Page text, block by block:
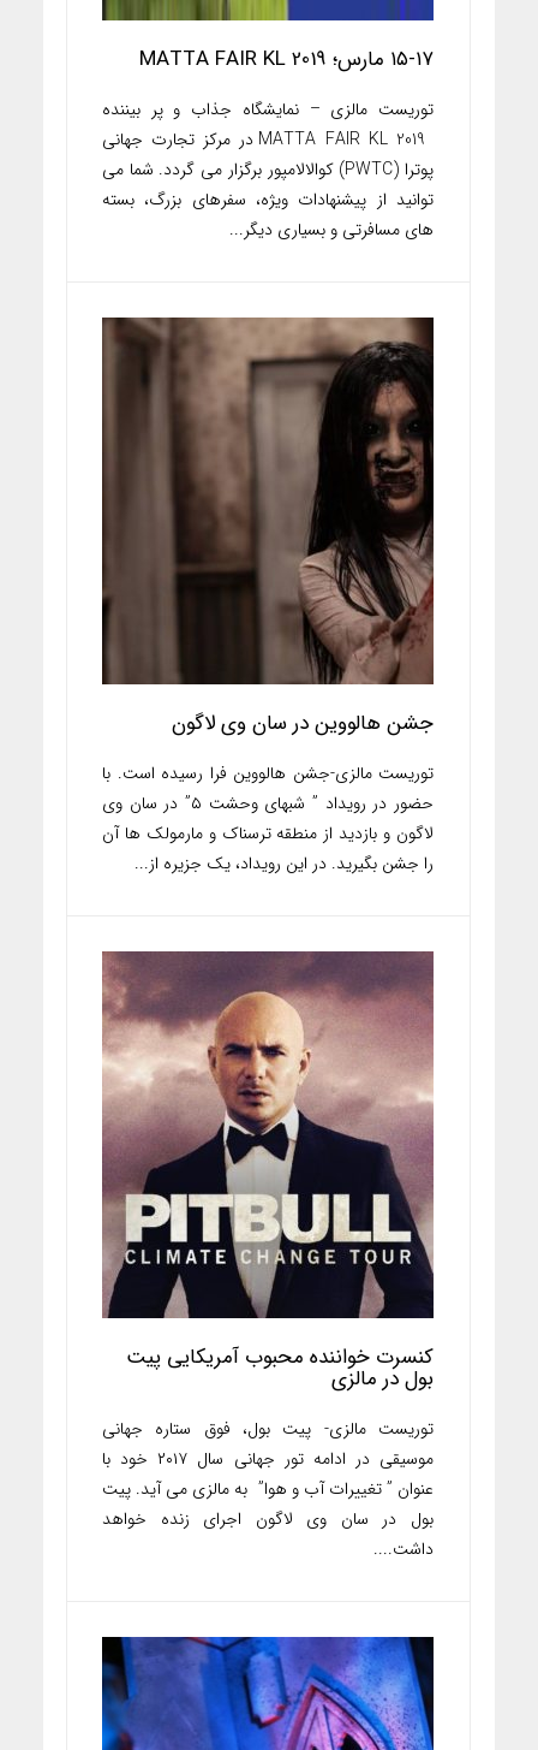
۱۵-۱۷ مارس؛ MATTA FAIR KL 2019
توریست مالزی – نمایشگاه جذاب و پر بیننده
MATTA FAIR KL 2019 در مرکز تجارت جهانی
پوترا (PWTC) کوالالامپور برگزار می گردد. شما می
توانید از پیشنهادات ویژه، سفرهای بزرگ، بسته
های مسافرتی و بسیاری دیگر...
جشن هالووین در سان وی لاگون
توریست مالزی-جشن هالووین فرا رسیده است. با
حضور در رویداد ” شبهای وحشت ۵” در سان وی
لاگون و بازدید از منطقه ترسناک و مارمولک ها آن
را جشن بگیرید. در این رویداد، یک جزیره از...
کنسرت خواننده محبوب آمریکایی پیت
بول در مالزی
توریست مالزی- پیت بول، فوق ستاره جهانی
موسیقی در ادامه تور جهانی سال ۲۰۱۷ خود با
عنوان ” تغییرات آب و هوا” به مالزی می آید. پیت
بول در سان وی لاگون اجرای زنده خواهد
داشت....